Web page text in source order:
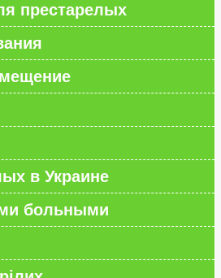
престарелых
в Украине
больными